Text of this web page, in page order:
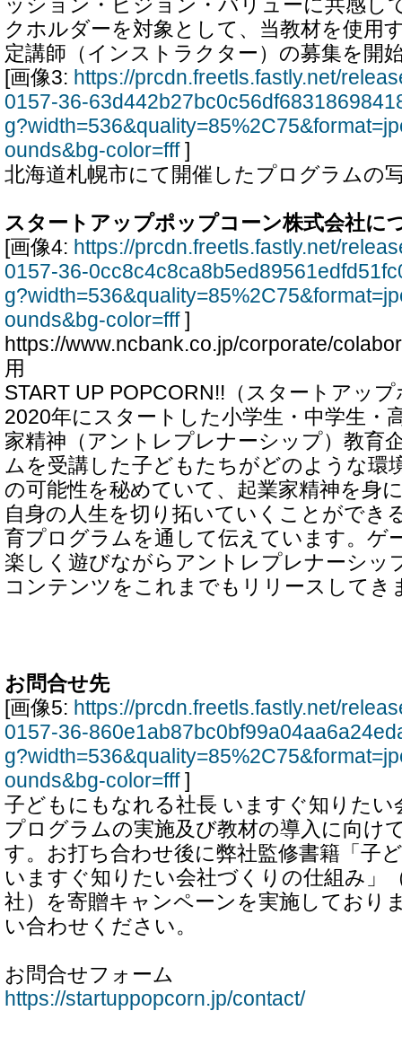
ッション・ビジョン・バリューに共感し
クホルダーを対象として、当教材を使用
定講師（インストラクター）の募集を開
[画像3: https://prcdn.freetls.fastly.net/
0157-36-
ounds&bg-color=fff]
北海道札幌市にて開催したプログラムの
スタートアップポップコーン株式会社に
[画像4: https://prcdn.freetls.fastly.net/
0157-36-
ounds&bg-color=fff]
https://www.ncbank.co.jp/corporate/
用
START UP POPCORN!!（スタートアッ
2020年にスタートした小学生・中学生・
家精神（アントレプレナーシップ）教育
ムを受講した子どもたちがどのような環
の可能性を秘めていて、起業家精神を身
自身の人生を切り拓いていくことができ
育プログラムを通して伝えています。ゲ
楽しく遊びながらアントレプレナーシッ
コンテンツをこれまでもリリースしてき
お問合せ先
[画像5: https://prcdn.freetls.fastly.net/
0157-36-
ounds&bg-color=fff]
子どもにもなれる社長 いますぐ知りたい
プログラムの実施及び教材の導入に向け
す。お打ち合わせ後に弊社監修書籍「子
いますぐ知りたい会社づくりの仕組み」
社）を寄贈キャンペーンを実施しており
い合わせください。
お問合せフォーム
https://startuppopcorn.jp/contact/